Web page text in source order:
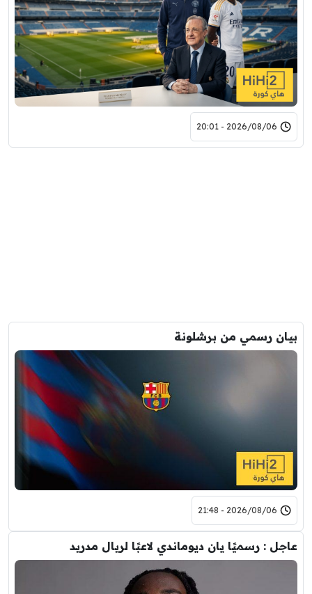
2026/08/06 - 20:01
بيان رسمي من برشلونة
2026/08/06 - 21:48
عاجل : رسميًا يان ديوماندي لاعبًا لريال مدريد